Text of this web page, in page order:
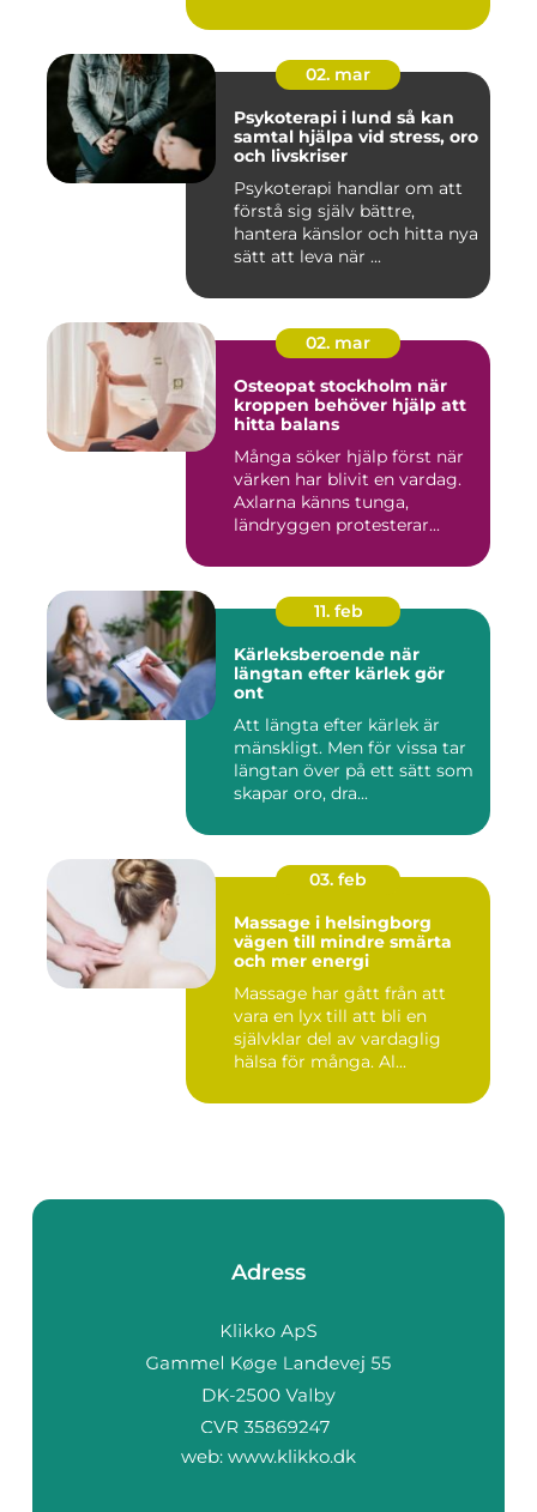
02. mar
Psykoterapi i lund så kan
samtal hjälpa vid stress, oro
och livskriser
Psykoterapi handlar om att
förstå sig själv bättre,
hantera känslor och hitta nya
sätt att leva när ...
02. mar
Osteopat stockholm när
kroppen behöver hjälp att
hitta balans
Många söker hjälp först när
värken har blivit en vardag.
Axlarna känns tunga,
ländryggen protesterar...
11. feb
Kärleksberoende när
längtan efter kärlek gör
ont
Att längta efter kärlek är
mänskligt. Men för vissa tar
längtan över på ett sätt som
skapar oro, dra...
03. feb
Massage i helsingborg
vägen till mindre smärta
och mer energi
Massage har gått från att
vara en lyx till att bli en
självklar del av vardaglig
hälsa för många. Al...
Adress
web: www.klikko.dk